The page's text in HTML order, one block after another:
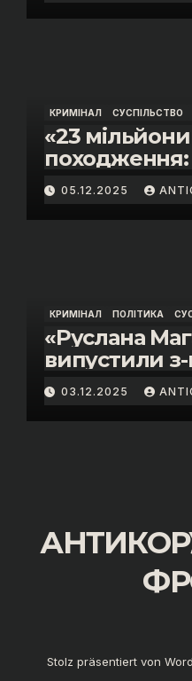
КРИМІНАЛ СУСПІЛЬСТВО
«23
викрило
інспектора
Василя
05.12.2025
КРИМІНАЛ ПОЛІТИКА
«Руслана
випустили
відбувалось у
03.12.2025
Stolz präsentiert von